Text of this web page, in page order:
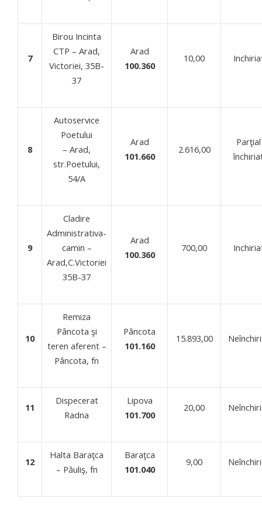
7
Birou Incinta
CTP – Arad,
Victoriei, 35B-
37
Arad
100.360
10,00
8
Autoservice
Poetului
– Arad,
str.Poetului,
54/A
Arad
101.660
2.616,00
Parţial
9
Cladire
Administrativa-
camin –
Arad,C.Victoriei
35B-37
Arad
100.360
700,00
10
Remiza
Pâncota şi
teren aferent –
Pâncota, fn
Pâncota
101.160
15.893,00
11
Dispecerat
Radna
Lipova
101.700
20,00
12
Halta Baraţca
– Păuliş, fn
Baraţca
101.040
9,00